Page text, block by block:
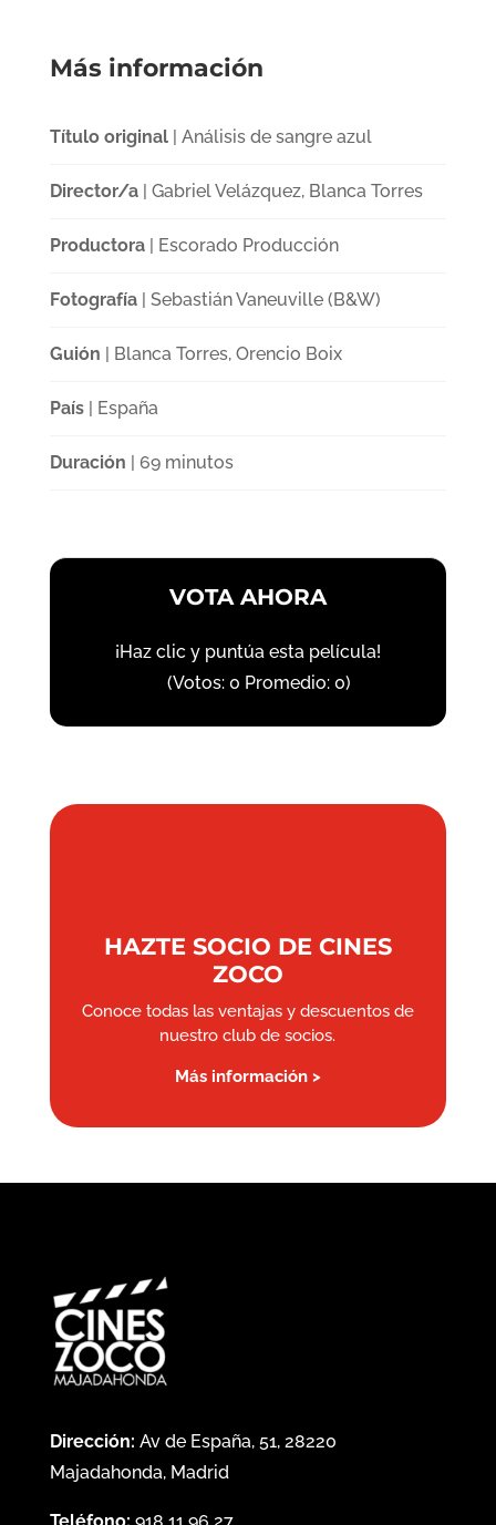
Más información
Título original| Análisis de sangre azul
Director/a| Gabriel Velázquez, Blanca Torres
Productora| Escorado Producción
Fotografía| Sebastián Vaneuville (B&W)
Guión | Blanca Torres, Orencio Boix
País| España
Duración | 69 minutos
VOTA AHORA
¡Haz clic y puntúa esta película!
(Votos: 0 Promedio: 0)
HAZTE SOCIO DE CINES
ZOCO
Conoce todas las ventajas y descuentos de
nuestro club de socios.
Más información >
Dirección: Av de España, 51, 28220
Majadahonda, Madrid